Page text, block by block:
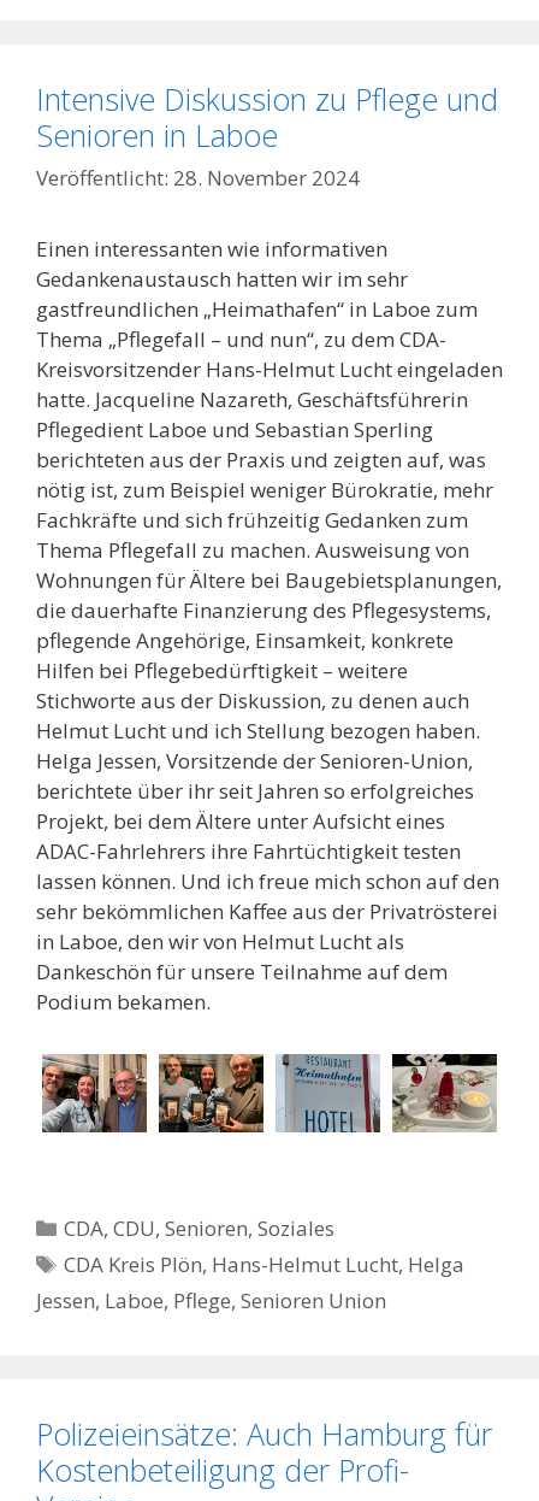
Intensive Diskussion zu Pflege und
Senioren in Laboe
28. November 2024
Einen interessanten wie informativen
Gedankenaustausch hatten wir im sehr
gastfreundlichen „Heimathafen“ in Laboe zum
Thema „Pflegefall – und nun“, zu dem CDA-
Kreisvorsitzender Hans-Helmut Lucht eingeladen
hatte. Jacqueline Nazareth, Geschäftsführerin
Pflegedient Laboe und Sebastian Sperling
berichteten aus der Praxis und zeigten auf, was
nötig ist, zum Beispiel weniger Bürokratie, mehr
Fachkräfte und sich frühzeitig Gedanken zum
Thema Pflegefall zu machen. Ausweisung von
Wohnungen für Ältere bei Baugebietsplanungen,
die dauerhafte Finanzierung des Pflegesystems,
pflegende Angehörige, Einsamkeit, konkrete
Hilfen bei Pflegebedürftigkeit – weitere
Stichworte aus der Diskussion, zu denen auch
Helmut Lucht und ich Stellung bezogen haben.
Helga Jessen, Vorsitzende der Senioren-Union,
berichtete über ihr seit Jahren so erfolgreiches
Projekt, bei dem Ältere unter Aufsicht eines
ADAC-Fahrlehrers ihre Fahrtüchtigkeit testen
lassen können. Und ich freue mich schon auf den
sehr bekömmlichen Kaffee aus der Privatrösterei
in Laboe, den wir von Helmut Lucht als
Dankeschön für unsere Teilnahme auf dem
Podium bekamen.
Kategorien
CDA,CDU,Senioren,Soziales
Schlagwörter
CDA Kreis Plön, Hans-Helmut Lucht, Helga
Jessen, Laboe, Pflege, Senioren Union
Polizeieinsätze: Auch Hamburg für
Kostenbeteiligung der Profi-